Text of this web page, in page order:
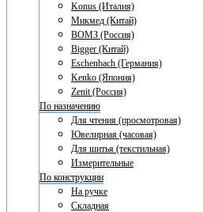
Konus (Италия)
Микмед (Китай)
ВОМЗ (Россия)
Bigger (Китай)
Eschenbach (Германия)
Kenko (Япония)
Zenit (Россия)
По назначению
Для чтения (просмотровая)
Ювелирная (часовая)
Для шитья (текстильная)
Измерительные
По конструкции
На ручке
Складная